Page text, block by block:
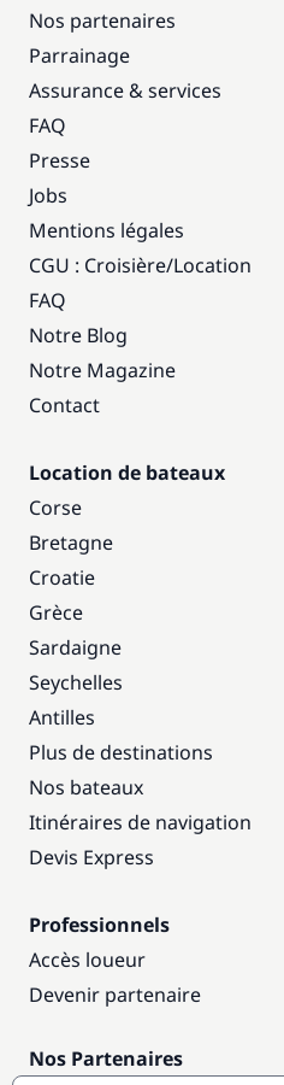
Nos partenaires
Parrainage
Assurance & services
FAQ
Presse
Jobs
Mentions légales
CGU : Croisière/Location
FAQ
Notre Blog
Notre Magazine
Contact
Location de bateaux
Corse
Bretagne
Croatie
Grèce
Sardaigne
Seychelles
Antilles
Plus de destinations
Nos bateaux
Itinéraires de navigation
Devis Express
Professionnels
Accès loueur
Devenir partenaire
Nos Partenaires